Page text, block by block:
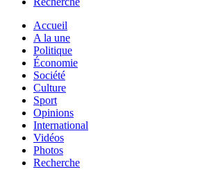
Accueil
A la une
Politique
Économie
Société
Culture
Sport
Opinions
International
Vidéos
Photos
Recherche